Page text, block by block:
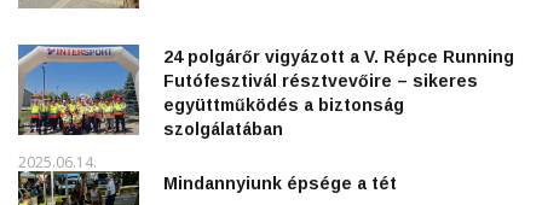
24 polgárőr vigyázott a V. Répce Running
Futófesztivál résztvevőire – sikeres
együttműködés a biztonság
szolgálatában
2025.06.14.
Mindannyiunk épsége a tét